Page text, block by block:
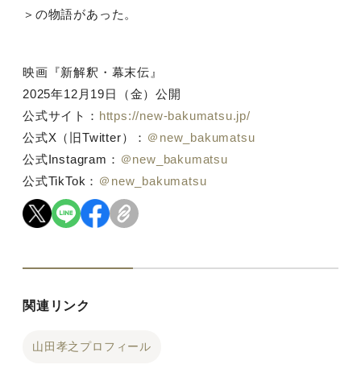
＞の物語があった。
映画『新解釈・幕末伝』
2025年12月19日（金）公開
公式サイト： https://new-bakumatsu.jp/
公式X（旧Twitter）： ＠new_bakumatsu
公式Instagram： ＠new_bakumatsu
公式TikTok： ＠new_bakumatsu
関連リンク
山田孝之プロフィール